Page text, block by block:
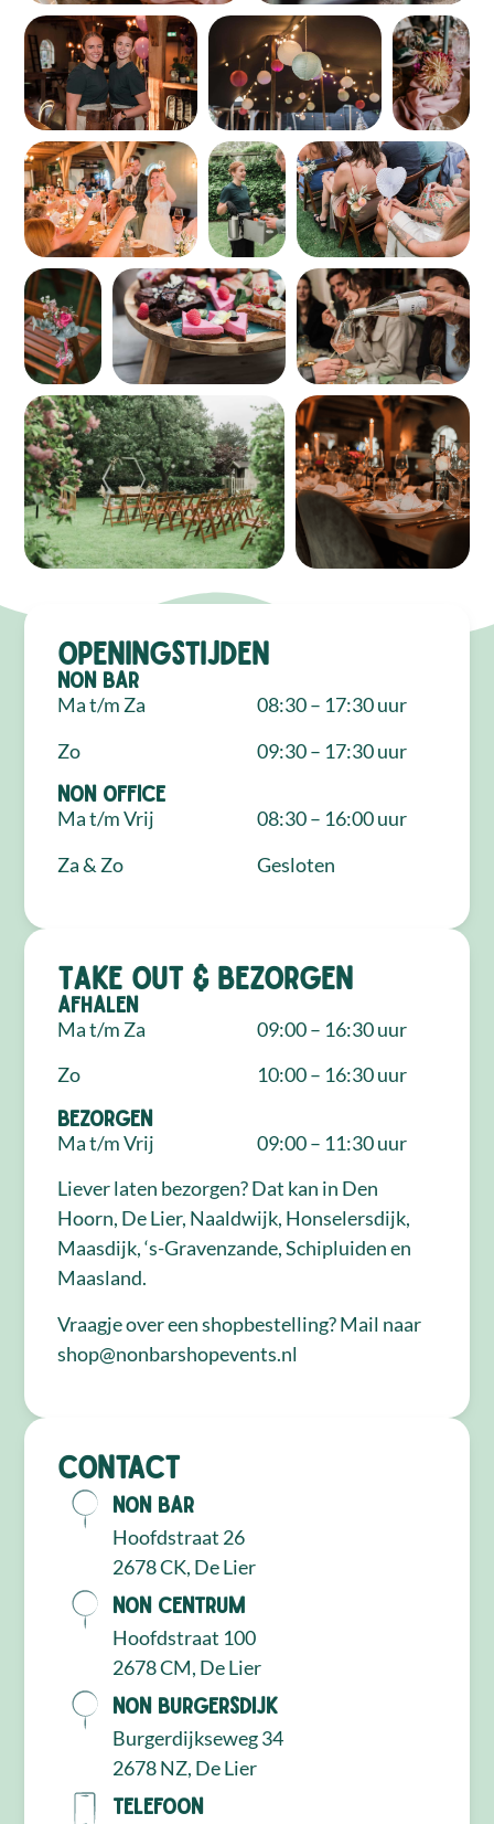
Openingstijden
NON Bar
Ma t/m Za
Zo
08:30 – 17:30 uur
09:30 – 17:30 uur
NON Office
Ma t/m Vrij
Za & Zo
08:30 – 16:00 uur
Gesloten
Take out & bezorgen
Afhalen
Ma t/m Za
Zo
09:00 – 16:30 uur
10:00 – 16:30 uur
Bezorgen
Ma t/m Vrij
09:00 – 11:30 uur
Liever laten bezorgen? Dat kan in Den
Hoorn, De Lier, Naaldwijk, Honselersdijk,
Maasdijk, ‘s-Gravenzande, Schipluiden en
Maasland.
Vraagje over een shopbestelling? Mail naar
shop@nonbarshopevents.nl
Contact
NON Bar
Hoofdstraat 26
2678 CK, De Lier
NON Centrum
Hoofdstraat 100
2678 CM, De Lier
NON Burgersdijk
Burgerdijkseweg 34
2678 NZ, De Lier
Telefoon